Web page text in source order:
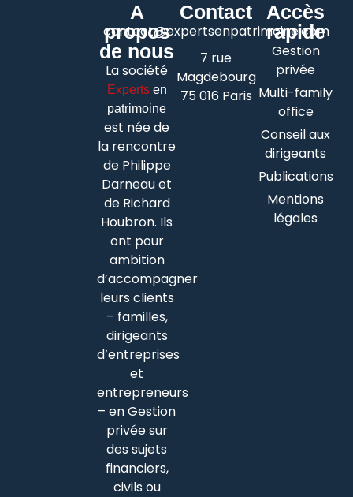
A
propos
de nous
La société
Expertsen
patrimoine
est née de
la rencontre
de Philippe
Darneau et
de Richard
Houbron. Ils
ont pour
ambition
d’accompagner
leurs clients
– familles,
dirigeants
d’entreprises
et
entrepreneurs
– en Gestion
privée sur
des sujets
financiers,
civils ou
Contact
contact@expertsenpatrimoine.com
7 rue
Magdebourg
75 016 Paris
Accès
rapide
Gestion
privée
Multi-family
office
Conseil aux
dirigeants
Publications
Mentions
légales